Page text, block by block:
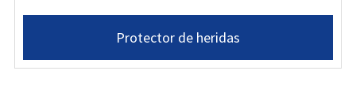
Protector de heridas